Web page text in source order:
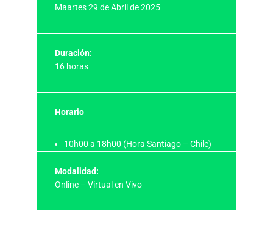
Maartes 29 de Abril de 2025
Duración:
16 horas
Horario
10h00 a 18h00 (Hora Santiago – Chile)
Modalidad:
Online – Virtual en Vivo